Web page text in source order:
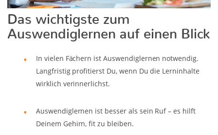
Das wichtigste zum
Auswendiglernen auf einen Blick
In vielen Fächern ist Auswendiglernen notwendig.
Langfristig profitierst Du, wenn Du die Lerninhalte
wirklich verinnerlichst.
Auswendiglernen ist besser als sein Ruf – es hilft
Deinem Gehirn, fit zu bleiben.